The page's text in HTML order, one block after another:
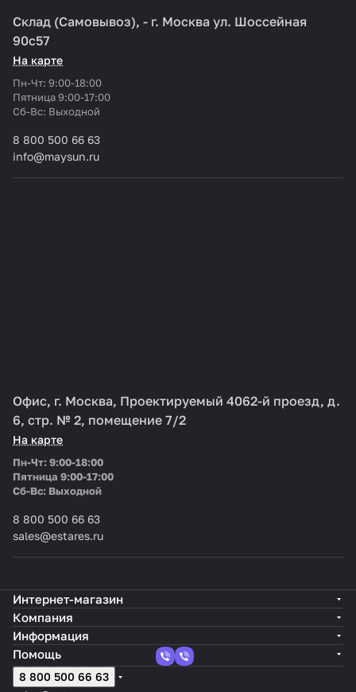
Склад (Самовывоз), - г. Москва ул. Шоссейная
90с57
На карте
Пн-Чт: 9:00-18:00
Пятница 9:00-17:00
Cб-Вс: Выходной
8 800 500 66 63
info@maysun.ru
Офис, г. Москва, Проектируемый 4062-й проезд, д.
6, стр. № 2, помещение 7/2
На карте
Пн-Чт: 9:00-18:00
Пятница 9:00-17:00
Cб-Вс: Выходной
8 800 500 66 63
sales@estares.ru
Интернет-магазин
Компания
Информация
Помощь
8 800 500 66 63